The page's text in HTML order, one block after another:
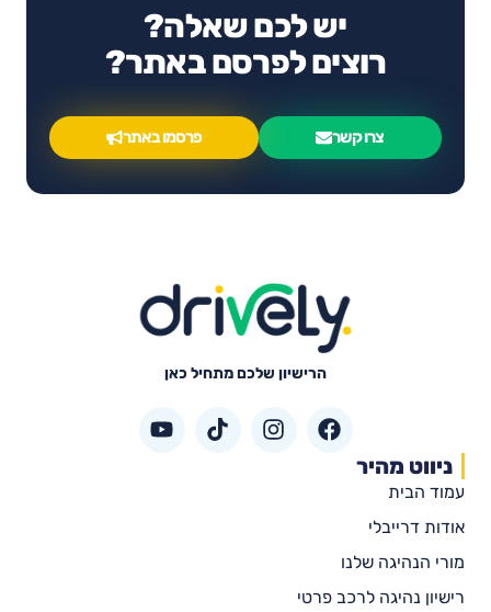
יש לכם שאלה?
רוצים לפרסם באתר?
צרו קשר פרסמו באתר
הרישיון שלכם מתחיל כאן
ניווט מהיר
עמוד הבית
אודות דרייבלי
מורי הנהיגה שלנו
רישיון נהיגה לרכב פרטי